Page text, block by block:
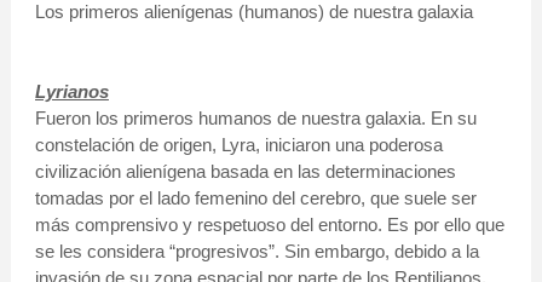
Los primeros alienígenas (humanos) de nuestra galaxia
Lyrianos
Fueron los primeros humanos de nuestra galaxia. En su
constelación de origen, Lyra, iniciaron una poderosa
civilización alienígena basada en las determinaciones
tomadas por el lado femenino del cerebro, que suele ser
más comprensivo y respetuoso del entorno. Es por ello que
se les considera “progresivos”. Sin embargo, debido a la
invasión de su zona espacial por parte de los Reptilianos,